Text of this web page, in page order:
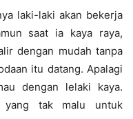
laki-laki akan bekerja
saat ia kaya raya,
dengan mudah tanpa
itu datang. Apalagi
dengan lelaki kaya.
yang tak malu untuk